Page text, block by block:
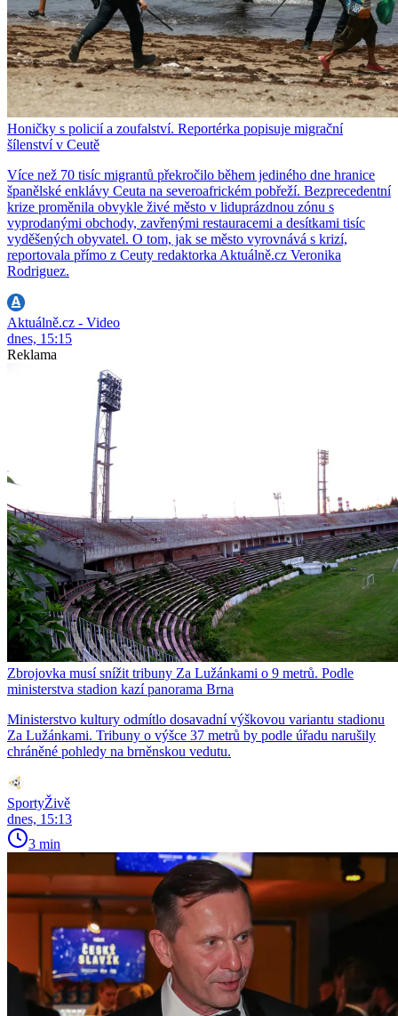
Honičky s policií a zoufalství. Reportérka popisuje migrační
šílenství v Ceutě
Více než 70 tisíc migrantů překročilo během jediného dne hranice
španělské enklávy Ceuta na severoafrickém pobřeží. Bezprecedentní
krize proměnila obvykle živé město v liduprázdnou zónu s
vyprodanými obchody, zavřenými restauracemi a desítkami tisíc
vyděšených obyvatel. O tom, jak se město vyrovnává s krizí,
reportovala přímo z Ceuty redaktorka Aktuálně.cz Veronika
Rodriguez.
Aktuálně.cz - Video
dnes, 15:15
Reklama
Zbrojovka musí snížit tribuny Za Lužánkami o 9 metrů. Podle
ministerstva stadion kazí panorama Brna
Ministerstvo kultury odmítlo dosavadní výškovou variantu stadionu
Za Lužánkami. Tribuny o výšce 37 metrů by podle úřadu narušily
chráněné pohledy na brněnskou vedutu.
SportyŽivě
dnes, 15:13
3 min